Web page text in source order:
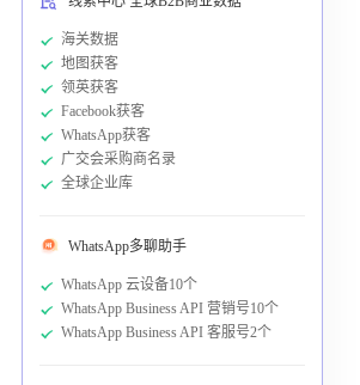
海关数据
地图获客
领英获客
Facebook获客
WhatsApp获客
广交会采购商名录
全球企业库
WhatsApp多聊助手
WhatsApp 云设备10个
WhatsApp Business API 营销号10个
WhatsApp Business API 客服号2个